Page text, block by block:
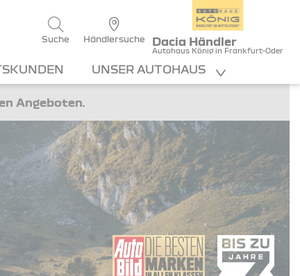
Suche Händlersuche Dacia Händler
Autohaus König in Frankfurt-Oder
UNSER AUTOHAUS
Angeboten.